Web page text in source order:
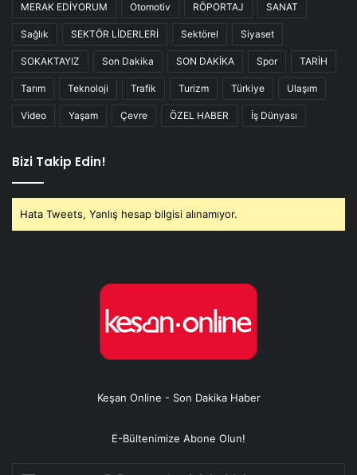
MERAK EDİYORUM Otomotiv RÖPORTAJ SANAT
Sağlık SEKTÖR LİDERLERİ Sektörel Siyaset
SOKAKTAYIZ Son Dakika SON DAKİKA Spor TARİH
Tarım Teknoloji Trafik Turizm Türkiye Ulaşım
Video Yaşam Çevre ÖZEL HABER İş Dünyası
Bizi Takip Edin!
Hata Tweets, Yanlış hesap bilgisi alınamıyor.
Keşan Online - Son Dakika Haber
E-Bültenimize Abone Olun!